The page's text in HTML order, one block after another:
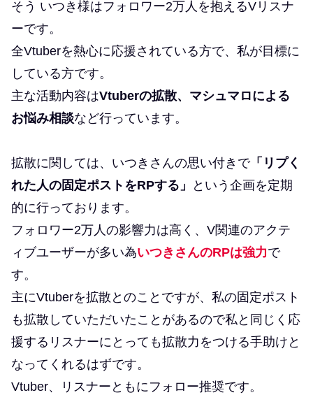
そう いつき様はフォロワー2万人を抱えるVリスナ
ーです。
全Vtuberを熱心に応援されている方で、私が目標に
している方です。
主な活動内容はVtuberの拡散、マシュマロによる
お悩み相談など行っています。
拡散に関しては、いつきさんの思い付きで「リプく
れた人の固定ポストをRPする」
という企画を定期
的に行っております。
フォロワー2万人の影響力は高く、V関連のアクテ
ィブユーザーが多い為いつきさんのRPは強力で
す。
主にVtuberを拡散とのことですが、私の固定ポスト
も拡散していただいたことがあるので私と同じく応
援するリスナーにとっても拡散力をつける手助けと
なってくれるはずです。
Vtuber、リスナーともにフォロー推奨です。